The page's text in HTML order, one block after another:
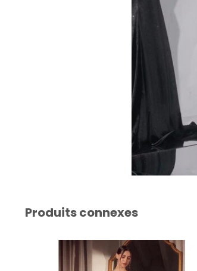
Produits connexes